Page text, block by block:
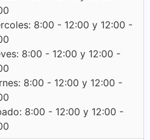
8:00 - 12:00 y 12:00 -
8:00 - 12:00 y 12:00 -
8:00 - 12:00 y 12:00 -
8:00 - 12:00 y 12:00 -